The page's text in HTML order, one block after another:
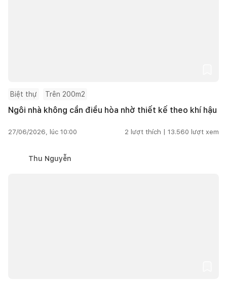
Biệt thự Trên 200m2
Ngôi nhà không cần điều hòa nhờ thiết kế theo khí hậu
27/06/2026, lúc 10:00 2 lượt thích | 13.560 lượt xem
Thu Nguyễn